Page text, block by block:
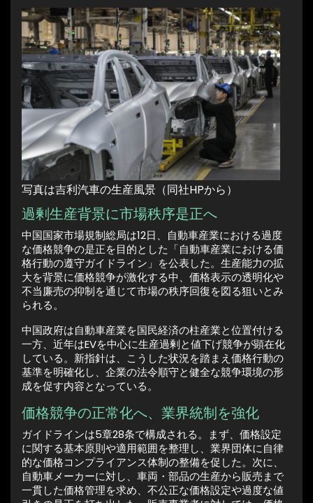
写真は吉利汽車の生産風景（同社HPから）
過剰生産背景に市場秩序是正へ
中国国家市場規制総局は12日、自動車産業における過度
な価格競争の是正を目的とした「自動車産業における価
格行動の遵守ガイドライン」を公表した。生産能力の拡
大を背景に価格競争が激化する中、価格表示の透明化や
不当廉売の抑制を通じて市場の秩序回復を図る狙いとみ
られる。
中国政府は自動車産業を国民経済の柱産業と位置付ける
一方、近年はEVを中心に生産過剰と値下げ競争が顕在化
している。新指針は、こうした状況を踏まえ価格行動の
基準を明確化し、企業の法令順守と健全な競争環境の形
成を促す内容となっている。
価格競争の正常化へ、業界統制を強化
ガイドラインは5章28条で構成される。まず、価格設定
に関する基本原則や適用範囲を整理し、業界団体に自律
的な価格コンプライアンス体制の整備を促した。次に、
自動車メーカーに対し、車両・部品の生産から販売まで
一貫した価格管理を求め、不公正な価格設定や過度な値